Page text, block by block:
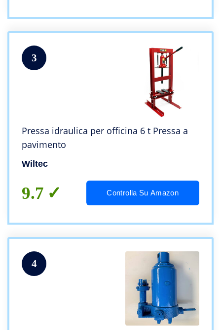
3
Pressa idraulica per officina 6 t Pressa a
pavimento
Wiltec
9.7 Controlla Su Amazon
4